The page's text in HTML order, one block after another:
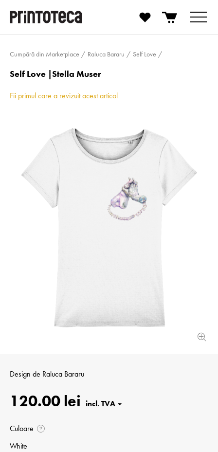
Cumpără din Marketplace Raluca Bararu Self Love
Self Love |Stella Muser
Fii primul care a revizuit acest articol
Design de Raluca Bararu
120.00 lei
Culoare ?
White